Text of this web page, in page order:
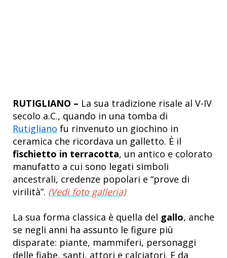
RUTIGLIANO – La sua tradizione risale al V-IV
secolo a.C., quando in una tomba di
Rutigliano fu rinvenuto un giochino in
ceramica che ricordava un galletto. È il
fischietto in terracotta, un antico e colorato
manufatto a cui sono legati simboli
ancestrali, credenze popolari e “prove di
virilità”. (Vedi foto galleria)
La sua forma classica è quella del gallo, anche
se negli anni ha assunto le figure più
disparate: piante, mammiferi, personaggi
delle fiabe, santi, attori e calciatori. E da